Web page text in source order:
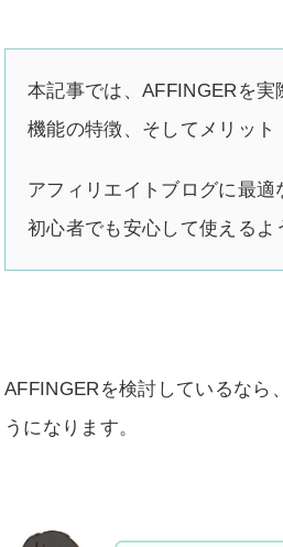
本記事では、AFFINGERを実
機能の特徴、そしてメリット
アフィリエイトブログに最適
初心者でも安心して使えるよ
AFFINGERを検討しているなら
うになります。